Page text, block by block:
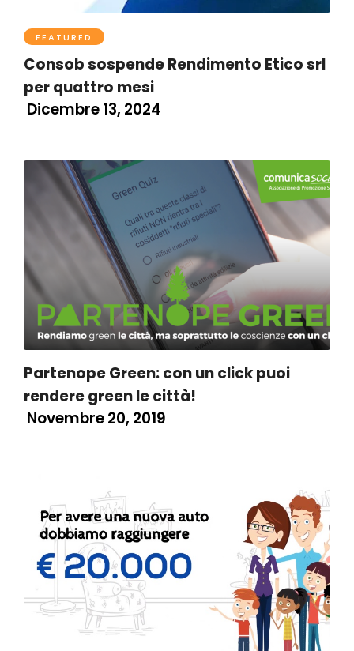
FEATURED
Consob sospende Rendimento Etico srl
per quattro mesi
Dicembre 13, 2024
Partenope Green: con un click puoi
rendere green le città!
Novembre 20, 2019